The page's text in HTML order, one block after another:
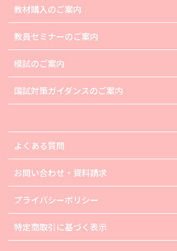
教材購入のご案内
教員セミナーのご案内
模試のご案内
国試対策ガイダンスのご案内
よくある質問
お問い合わせ・資料請求
プライバシーポリシー
特定商取引に基づく表示